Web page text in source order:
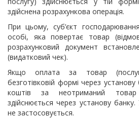
здійснена розрахункова операція.
При цьому, суб’єкт
особі, яка повертає товар
розрахунковий документ
(видатковий чек).
Якщо оплата за товар
безготівковій формі через
коштів за неотриманий товар
здійснюється через установу
не застосовується.